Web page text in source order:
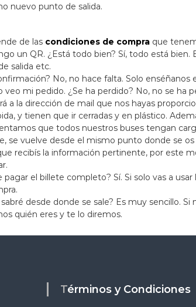
nuevo punto de salida.
de las condiciones de compra que
un QR. ¿Está todo bien? Sí, todo está
salida etc.
No, no hace falta. Solo
mi pedido. ¿Se ha perdido? No, no se
a la dirección de mail que nos hayas
y tienen que ir cerradas y en plástico.
que todos nuestros buses tengan
se vuelve desde el mismo punto donde se
recibís la información pertinente, por este
el billete completo? Sí. Si solo vas a
desde donde se sale? Es muy sencillo.
quién eres y te lo diremos.
Términos y Condiciones